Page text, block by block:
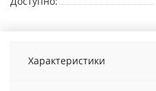
Характеристики